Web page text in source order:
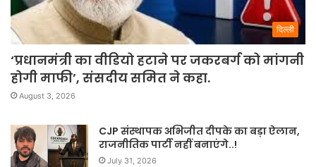
दिल्ली
‘प्रधानमंत्री का वीडियो हटाने पर जकरबर्ग को मांगनी
होगी माफी’, संसदीय समित ने कहा.
August 3, 2026
CJP संस्थापक अभिजीत दीपके का बड़ा ऐलान,
राजनीतिक पार्टी नहीं बनाएंगे..!
July 31, 2026